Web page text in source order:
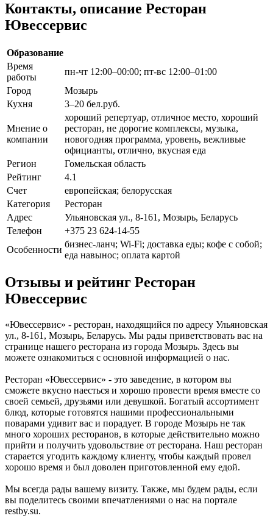
Контакты, описание Ресторан
Ювессервис
Образование
Время
работы
пн-чт 12:00–00:00; пт-вс 12:00–01:00
Город
Мозырь
Кухня
3–20 бел.руб.
Мнение о
компании
хороший репертуар, отличное место, хороший
ресторан, не дорогие комплексы, музыка,
новогодняя программа, уровень, вежливые
официанты, отлично, вкусная еда
Регион
Гомельская область
Рейтинг
4.1
Счет
европейская; белорусская
Категория
Ресторан
Адрес
Ульяновская ул., 8-161, Мозырь, Беларусь
Телефон
+375 23 624-14-55
Особенности
бизнес-ланч; Wi-Fi; доставка еды; кофе с собой;
еда навынос; оплата картой
Отзывы и рейтинг Ресторан
Ювессервис
«Ювессервис» - ресторан, находящийся по адресу Ульяновская
ул., 8-161, Мозырь, Беларусь. Мы рады приветствовать вас на
странице нашего ресторана из города Мозырь. Здесь вы
можете ознакомиться с основной информацией о нас.
Ресторан «Ювессервис» - это заведение, в котором вы
сможете вкусно наесться и хорошо провести время вместе со
своей семьей, друзьями или девушкой. Богатый ассортимент
блюд, которые готовятся нашими профессиональными
поварами удивит вас и порадует. В городе Мозырь не так
много хороших ресторанов, в которые действительно можно
прийти и получить удовольствие от ресторана. Наш ресторан
старается угодить каждому клиенту, чтобы каждый провел
хорошо время и был доволен приготовленной ему едой.
Мы всегда рады вашему визиту. Также, мы будем рады, если
вы поделитесь своими впечатлениями о нас на портале
restby.su.